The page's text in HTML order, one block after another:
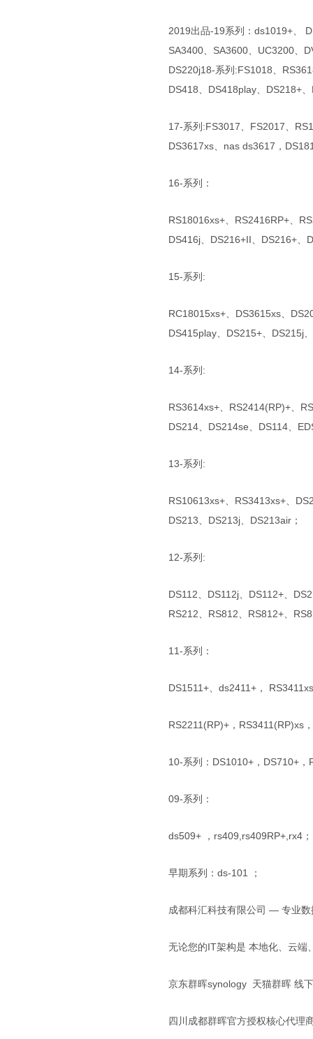
2019出品-19系列：ds1019+、
SA3400、SA3600、UC3200、
DS220j18-系列:FS1018、
DS418、DS418play、DS218+
17-系列:FS3017、FS2017、
DS3617xs、nas ds3617，
16-系列：
RS18016xs+、RS2416RP+、
DS416j、DS216+II、DS216+、
15-系列:
RC18015xs+、DS3615xs、
DS415play、DS215+、DS215j
14-系列:
RS3614xs+、RS2414(RP)+、
DS214、DS214se、DS114、
13-系列:
RS10613xs+、RS3413xs+、
DS213、DS213j、DS213air；
12-系列:
DS112、DS112j、DS112+、
RS212、RS812、RS812+、
11-系列：
DS1511+、ds2411+，
RS2211(RP)+，RS3411(RP)xs
10-系列：DS1010+，DS710+
09-系列：
ds509+ ，rs409,rs409RP+,rx4；
早期系列：ds-101 ；
成都科汇科技有限公司 — 专业数
无论您的IT架构是 本地化、云端
京东群晖synology 天猫群晖 线
四川成都群晖官方授权核心代理